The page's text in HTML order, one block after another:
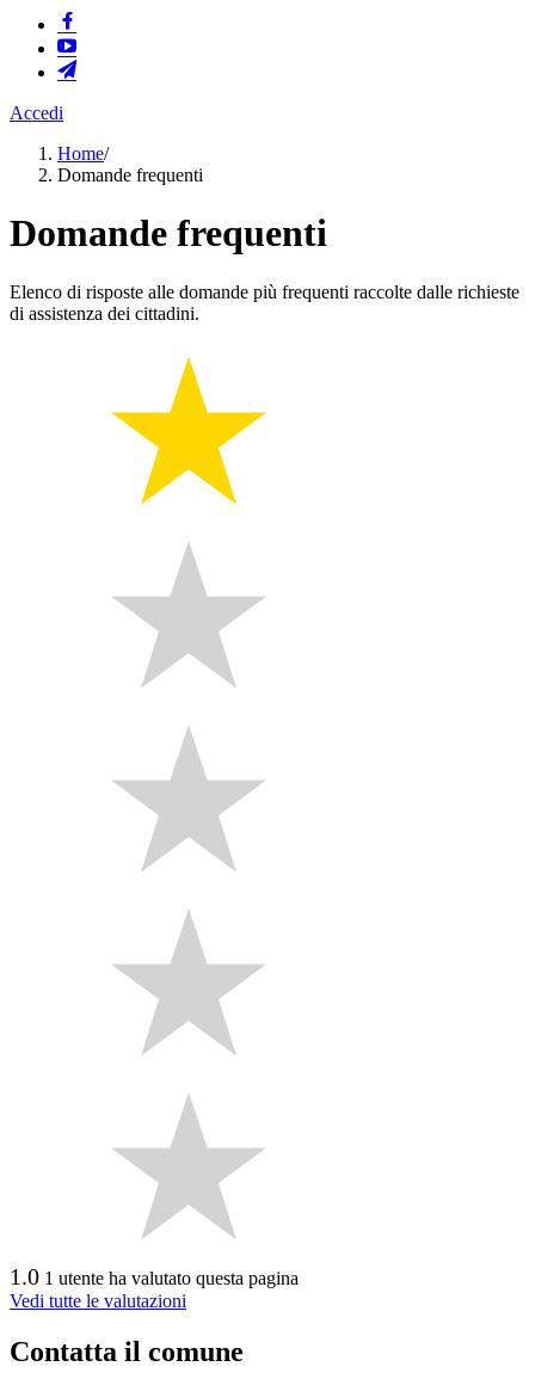
Accedi
Home/
Domande frequenti
Domande frequenti
Elenco di risposte alle domande più frequenti raccolte dalle richieste
di assistenza dei cittadini.
1.0 1 utente ha valutato questa pagina
Vedi tutte le valutazioni
Contatta il comune